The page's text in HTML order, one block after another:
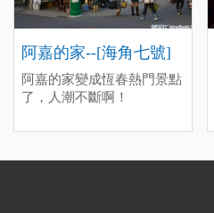
阿嘉的家--[海角七號]
阿嘉的家變成恆春熱門景點
了，人潮不斷啊！